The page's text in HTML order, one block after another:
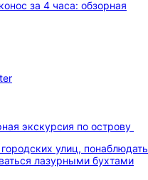
экскурсия по острову
улиц, понаблюдать
лазурными бухтами